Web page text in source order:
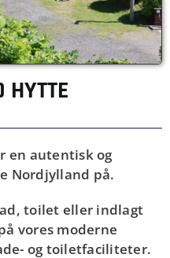
HYTTE
en autentisk og
Nordjylland på.
toilet eller indlagt
vores moderne
og toiletfaciliteter.